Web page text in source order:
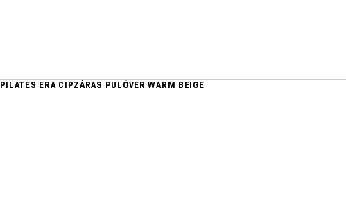
PILATES ERA CIPZÁRAS PULÓVER WARM BEIGE